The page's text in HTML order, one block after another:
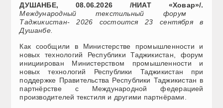
ДУШАНБЕ, 08.06.2026 /НИАТ «Ховар»/.
Международный текстильный форум
Таджикистан- 2026 состоится 23 сентября в
Душанбе.
Как сообщили в Министерстве промышленности и
новых технологий Республики Таджикистан, форум
инициирован Министерством промышленности и
новых технологий Республики Таджикистан при
поддержке Правительства Республики Таджикистан в
партнёрстве с Международной федерацией
производителей текстиля и другими партнёрами.